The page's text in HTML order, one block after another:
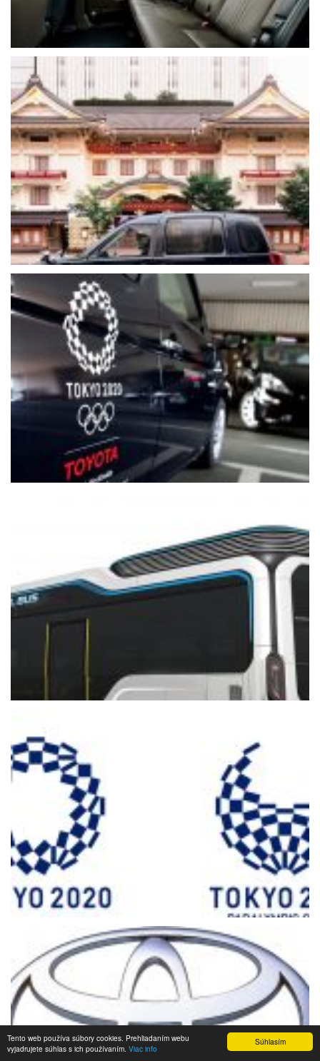
Súhlasím
Tento web používa súbory cookies. Prehliadaním webu
vyjadrujete súhlas s ich používaním. Viac info